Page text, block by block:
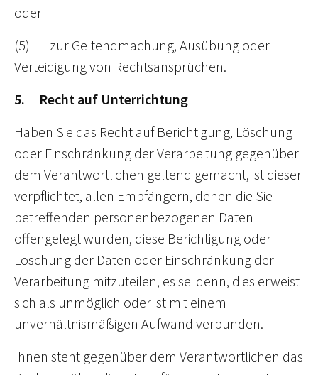
oder
(5) zur Geltendmachung, Ausübung oder
Verteidigung von Rechtsansprüchen.
5. Recht auf Unterrichtung
Haben Sie das Recht auf Berichtigung, Löschung
oder Einschränkung der Verarbeitung gegenüber
dem Verantwortlichen geltend gemacht, ist dieser
verpflichtet, allen Empfängern, denen die Sie
betreffenden personenbezogenen Daten
offengelegt wurden, diese Berichtigung oder
Löschung der Daten oder Einschränkung der
Verarbeitung mitzuteilen, es sei denn, dies erweist
sich als unmöglich oder ist mit einem
unverhältnismäßigen Aufwand verbunden.
Ihnen steht gegenüber dem Verantwortlichen das